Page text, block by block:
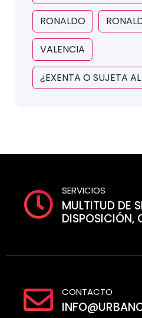
RONALDO
VALENCIA
¿EXENTA O SUJETA
SERVICIOS
MULTITUD DE
DISPOSICIÓN,
CONTACTO